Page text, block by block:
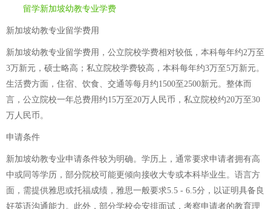
留学新加坡幼教专业学费
新加坡幼教专业留学费用
新加坡幼教专业留学费用，公立院校学费相对较低，本科每年约2万至
3万新元，硕士略高；私立院校学费较高，本科每年约3万至5万新元。
生活费方面，住宿、饮食、交通等每月约1500至2500新元。整体而
言，公立院校一年总费用约15万至20万人民币，私立院校约20万至30
万人民币。
申请条件
新加坡幼教专业申请条件较为明确。学历上，通常要求申请者拥有高
中或同等学历，部分院校可能更倾向接收大专或本科毕业生。语言方
面，需提供雅思或托福成绩，雅思一般要求5.5 - 6.5分，以证明具备良
好英语沟通能力。此外，部分学校会安排面试，考察申请者的教育理